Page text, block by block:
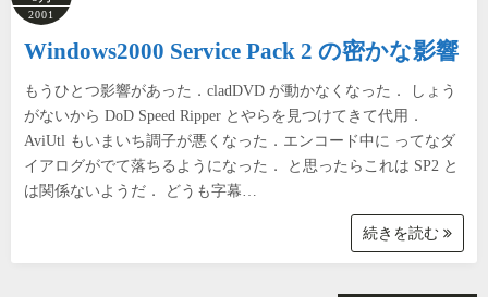
2001
Windows2000 Service Pack 2 の密かな影響
もうひとつ影響があった．cladDVD が動かなくなった． しょう
がないから DoD Speed Ripper とやらを見つけてきて代用．
AviUtl もいまいち調子が悪くなった．エンコード中に ってなダ
イアログがでて落ちるようになった． と思ったらこれは SP2 と
は関係ないようだ． どうも字幕…
続きを読む